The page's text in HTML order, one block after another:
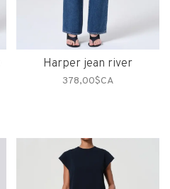
Harper jean river
378,00$CA